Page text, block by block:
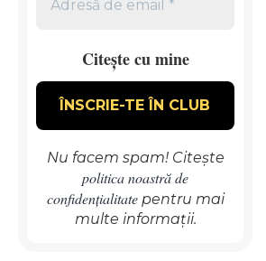
Citește cu mine
Nu facem spam! Citește
politica noastră de
confidențialitatepentru mai
multe informații.